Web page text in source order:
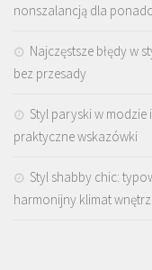
nonszalancją dla
Najczęstsze błędy w
bez przesady
Styl paryski w
praktyczne wskazówki
Styl shabby chic:
harmonijny klimat